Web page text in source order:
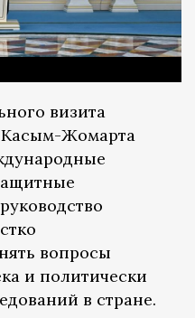
визита
Касым-Жомарта
вопросы
и политически
в стране.